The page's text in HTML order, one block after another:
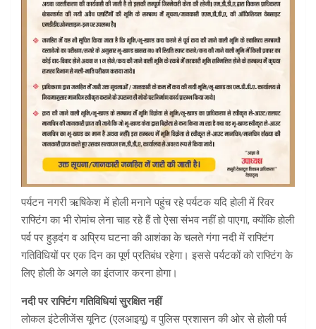
पर्यटन नगरी ऋषिकेश में होली मनाने पहुंच रहे पर्यटक यदि होली में रिवर
राफ्टिंग का भी रोमांच लेना चाह रहे हैं तो ऐसा संभव नहीं हो पाएगा, क्योंकि होली
पर्व पर हुड़दंग व अप्रिय घटना की आशंका के चलते गंगा नदी में राफ्टिंग
गतिविधियों पर एक दिन का पूर्ण प्रतिबंध रहेगा। इससे पर्यटकों को राफ्टिंग के
लिए होली के अगले का इंतजार करना होगा।
नदी पर राफ्टिंग गतिविधियां सुरक्षित नहीं
लोकल इंटेलीजेंस यूनिट (एलआइयू) व पुलिस प्रशासन की ओर से होली पर्व